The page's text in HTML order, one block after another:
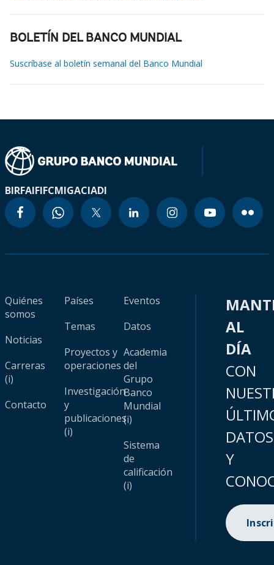
BOLETÍN DEL BANCO MUNDIAL
Suscríbase al boletín semanal del Banco Mundial
BIRFAIFIFCMIGACIADI
Quiénes
somos
Noticias
Carreras
(i)
Contacto
Países
Temas
Proyectos y
operaciones
Investigación
y
publicaciones
(i)
Eventos
Datos
Academia
del
Grupo
Banco
Mundial
(i)
Sistema
de
calificación
(i)
AL
DÍA
CON
DATOS
Y